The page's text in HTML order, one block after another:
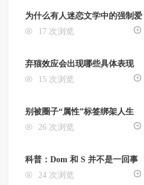
为什么有人迷恋文学中的强制爱
17 次浏览
弃猫效应会出现哪些具体表现
15 次浏览
别被圈子“属性”标签绑架人生
26 次浏览
科普：Dom 和 S 并不是一回事
24 次浏览